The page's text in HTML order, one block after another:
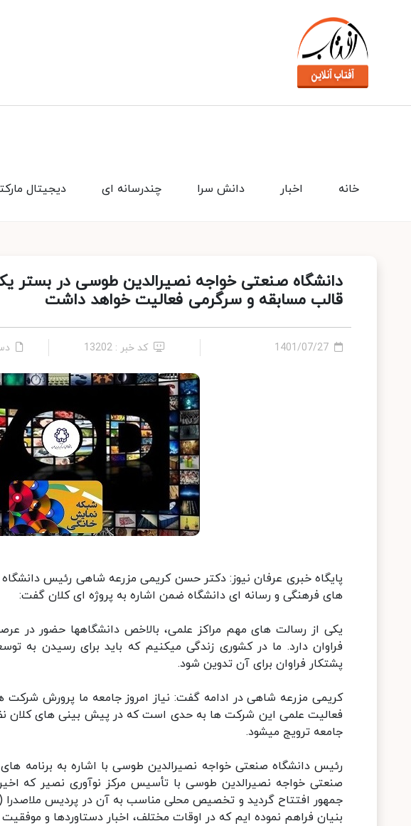
دیجیتال چندرسانه ای دانش سرا اخبار خانه
دانشگاه صنعتی خواجه نصیرالدین طوسی در بستر
قالب مسابقه و سرگرمی فعالیت خواهد داشت
1401/07/27 کد خبر : 13202
پایگاه خبری عرفان نیوز: دکتر حسن کریمی مزرعه شاهی رئیس
های فرهنگی و رسانه ای دانشگاه ضمن اشاره به پروژه ای کلان گفت:
یکی از رسالت های مهم مراکز علمی، بالاخص دانشگاهها حضور در
فراوان دارد. ما در کشوری زندگی میکنیم که باید برای رسیدن به
پشتکار فراوان برای آن تدوین شود.
کریمی مزرعه شاهی در ادامه گفت: نیاز امروز جامعه ما پرورش
فعالیت علمی این شرکت ها به حدی است که در پیش بینی های کلان
جامعه ترویج میشود.
رئیس دانشگاه صنعتی خواجه نصیرالدین طوسی با اشاره به برنامه
صنعتی خواجه نصیرالدین طوسی با تأسیس مرکز نوآوری نصیر که
جمهور افتتاح گردید و تخصیص محلی مناسب به آن در پردیس
بنیان فراهم نموده ایم که در اوقات مختلف، اخبار دستاوردها و